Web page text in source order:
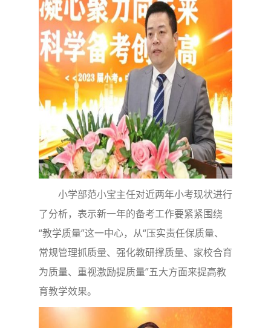
小学部范小宝主任对近两年小考现状进行
了分析，表示新一年的备考工作要紧紧围绕
“教学质量”这一中心，从“压实责任保质量、
常规管理抓质量、强化教研撑质量、家校合育
为质量、重视激励提质量”五大方面来提高教
育教学效果。